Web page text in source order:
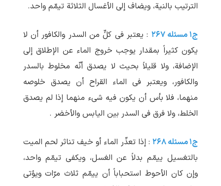
الترتیب بالنیة، ویضاف إلی الأغسال الثلاثة تیمّم واحد.
ج۱ مسئله ۲۶۷
: یعتبر فی کلٍّ من السدر والکافور أن لا
یکون کثیراً بمقدار یوجب خروج الماء عن الإطلاق إلی
الإضافة، ولا قلیلاً بحیث لا یصدق أنّه مخلوط بالسدر
والکافور، ویعتبر فی الماء القراح أن یصدق خلوصه
منهما، فلا بأس أن یکون فیه شیء منهما إذا لم ‏یصدق
الخلط، ولا فرق فی السدر بین الیابس والأخضر .
ج۱ مسئله ۲۶۸
: إذا تعذّر الماء أو خیف تناثر لحم المیت
بالتغسیل ییمّم بدلاً عن الغسل، ویکفی تیمّم واحد،
وإن کان الأحوط استحباباً أن ییمّم ثلاث مرّات ویؤتی